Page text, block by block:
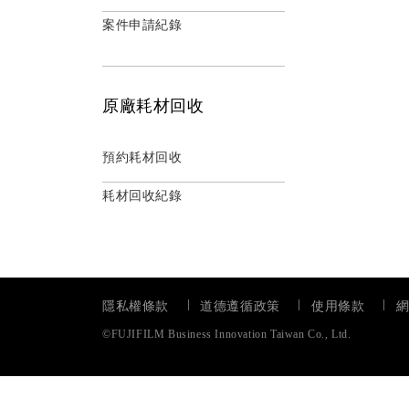
案件申請紀錄
原廠耗材回收
預約耗材回收
耗材回收紀錄
隱私權條款 道德遵循政策 使用條款
©FUJIFILM Business Innovation Taiwan Co., Ltd.